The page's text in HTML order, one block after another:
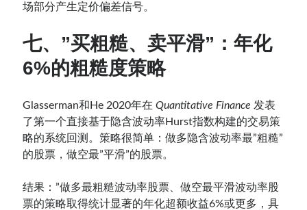
场部分产生定价偏差信号。
七、”买粗糙、卖平滑”：年化
6%的粗糙度策略
Glasserman和He 2020年在Quantitative Finance 发表
了第一个直接基于隐含波动率Hurst指数构建的交易策
略的系统回测。策略很简单：做多隐含波动率最”粗糙”
的股票，做空最”平滑”的股票。
结果：”做多最粗糙波动率股票、做空最平滑波动率股
票的策略取得统计显著的年化超额收益6%或更多，具